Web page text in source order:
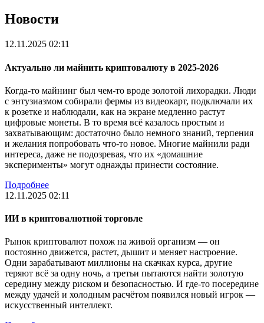
Новости
12.11.2025 02:11
Актуально ли майнить криптовалюту в 2025-2026
Когда-то майнинг был чем-то вроде золотой лихорадки. Люди
с энтузиазмом собирали фермы из видеокарт, подключали их
к розетке и наблюдали, как на экране медленно растут
цифровые монеты. В то время всё казалось простым и
захватывающим: достаточно было немного знаний, терпения
и желания попробовать что-то новое. Многие майнили ради
интереса, даже не подозревая, что их «домашние
эксперименты» могут однажды принести состояние.
Подробнее
12.11.2025 02:11
ИИ в криптовалютной торговле
Рынок криптовалют похож на живой организм — он
постоянно движется, растет, дышит и меняет настроение.
Одни зарабатывают миллионы на скачках курса, другие
теряют всё за одну ночь, а третьи пытаются найти золотую
середину между риском и безопасностью. И где-то посередине
между удачей и холодным расчётом появился новый игрок —
искусственный интеллект.